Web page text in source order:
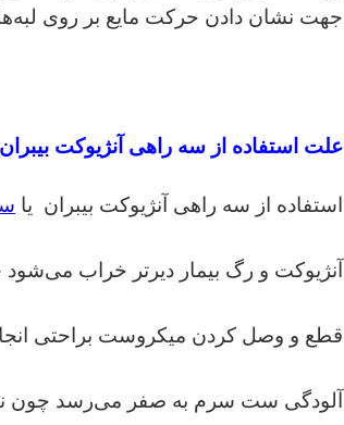
جهت نشان دادن حرکت مایع بر روی
علت استفاده از سه راهی آنژیوکت بیبران
استفاده از سه راهی آنژیوکت بیبران یا
آنژیوکت و رگ بیمار دیرتر خراب
قطع و وصل کردن میکروست براحتی
آلودگی ست سرم به صفر می‌رسد چون